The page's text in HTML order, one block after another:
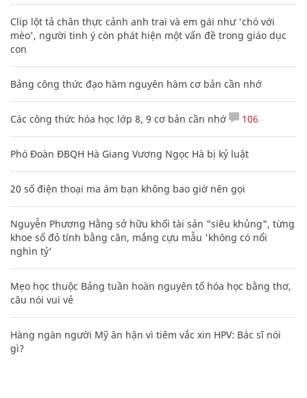
Clip lột tả chân thực cảnh anh trai và em gái như 'chó với
mèo', người tinh ý còn phát hiện một vấn đề trong giáo dục
con
Bảng công thức đạo hàm nguyên hàm cơ bản cần nhớ
Các công thức hóa học lớp 8, 9 cơ bản cần nhớ 106
Phó Đoàn ĐBQH Hà Giang Vương Ngọc Hà bị kỷ luật
20 số điện thoại ma ám bạn không bao giờ nên gọi
Nguyễn Phương Hằng sở hữu khối tài sản "siêu khủng", từng
khoe sổ đỏ tính bằng cân, mắng cựu mẫu 'không có nổi
nghìn tỷ'
Mẹo học thuộc Bảng tuần hoàn nguyên tố hóa học bằng thơ,
câu nói vui vẻ
Hàng ngàn người Mỹ ân hận vì tiêm vắc xin HPV: Bác sĩ nói
gì?